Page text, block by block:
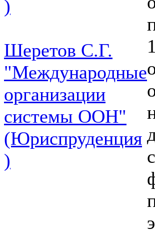
)
Шеретов С.Г.
"Международные
организации
системы ООН"
(Юриспруденция
)